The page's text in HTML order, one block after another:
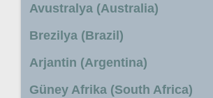
Avustralya (Australia)
Brezilya (Brazil)
Arjantin (Argentina)
Güney Afrika (South Africa)